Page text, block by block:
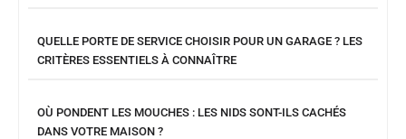
QUELLE PORTE DE SERVICE CHOISIR POUR UN GARAGE ? LES
CRITÈRES ESSENTIELS À CONNAÎTRE
OÙ PONDENT LES MOUCHES : LES NIDS SONT-ILS CACHÉS
DANS VOTRE MAISON ?